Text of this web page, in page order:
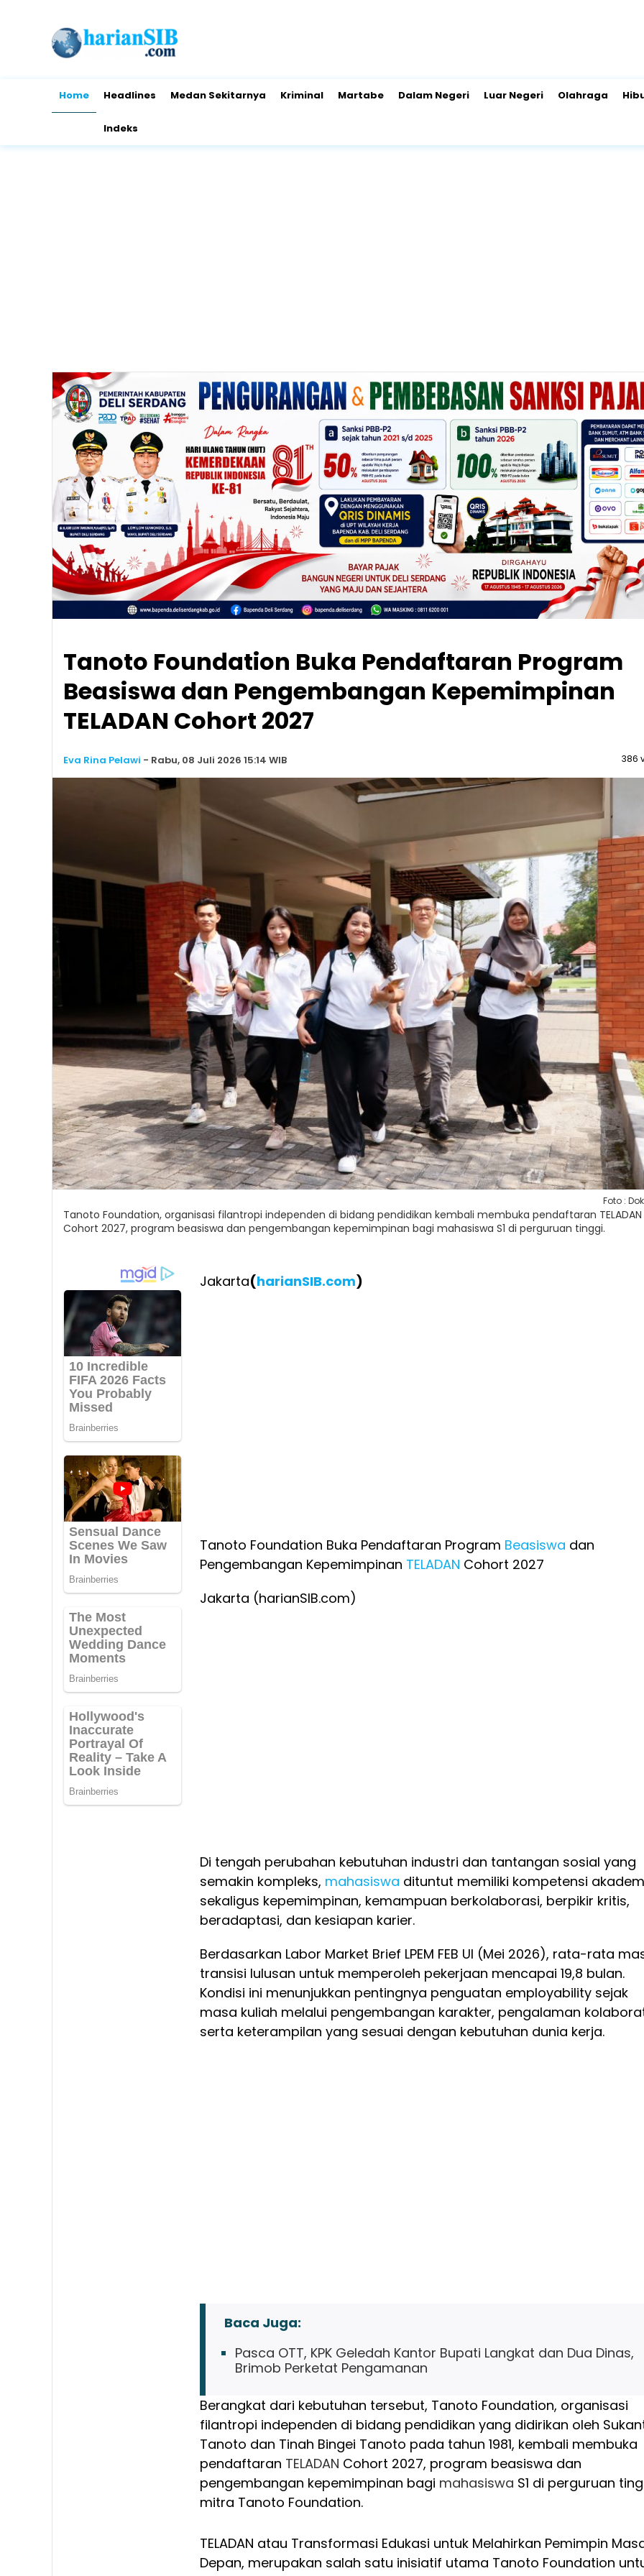
Home Headlines Medan Sekitarnya Kriminal Martabe Dalam Negeri Luar Negeri Olahraga
Indeks
Tanoto Foundation Buka Pendaftaran Program
Beasiswa dan Pengembangan Kepemimpinan
TELADAN Cohort 2027
Eva Rina Pelawi - Rabu, 08 Juli 2026 15:14 WIB 386
Foto :
Tanoto Foundation, organisasi filantropi independen di bidang pendidikan kembali membuka pendaftaran TELADAN
Cohort 2027, program beasiswa dan pengembangan kepemimpinan bagi mahasiswa S1 di perguruan tinggi.
Jakarta(harianSIB.com)
Tanoto Foundation Buka Pendaftaran Program Beasiswa dan
Pengembangan Kepemimpinan TELADAN Cohort 2027
Jakarta (harianSIB.com)
Di tengah perubahan kebutuhan industri dan tantangan sosial yang
semakin kompleks, mahasiswa dituntut memiliki kompetensi
sekaligus kepemimpinan, kemampuan berkolaborasi, berpikir kritis,
beradaptasi, dan kesiapan karier.
Berdasarkan Labor Market Brief LPEM FEB UI (Mei 2026), rata-rata
transisi lulusan untuk memperoleh pekerjaan mencapai 19,8 bulan.
Kondisi ini menunjukkan pentingnya penguatan employability sejak
masa kuliah melalui pengembangan karakter, pengalaman
serta keterampilan yang sesuai dengan kebutuhan dunia kerja.
Baca Juga:
Pasca OTT, KPK Geledah Kantor Bupati Langkat dan Dua Dinas,
Brimob Perketat Pengamanan
Berangkat dari kebutuhan tersebut, Tanoto Foundation, organisasi
filantropi independen di bidang pendidikan yang didirikan oleh
Tanoto dan Tinah Bingei Tanoto pada tahun 1981, kembali membuka
pendaftaran TELADAN Cohort 2027, program beasiswa dan
pengembangan kepemimpinan bagi mahasiswa S1 di perguruan
mitra Tanoto Foundation.
TELADAN atau Transformasi Edukasi untuk Melahirkan Pemimpin
Depan, merupakan salah satu inisiatif utama Tanoto Foundation